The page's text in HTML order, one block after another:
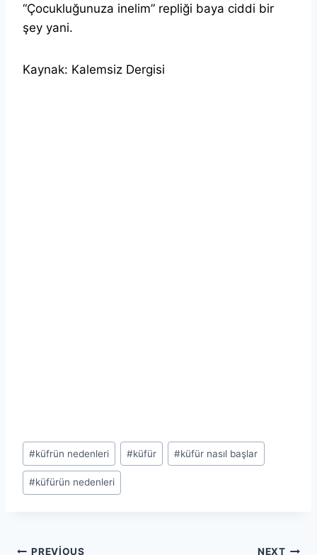
“Çocukluğunuza inelim” repliği baya ciddi bir
şey yani.
Kaynak: Kalemsiz Dergisi
Post
Tags:
#küfrün nedenleri #küfür #küfür nasıl başlar
#küfürün nedenleri
PREVIOUS NEXT